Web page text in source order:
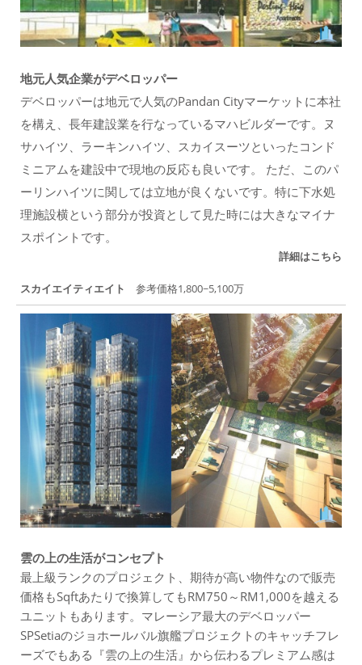
地元人気企業がデベロッパー
デベロッパーは地元で人気のPandan Cityマーケットに本社
を構え、長年建設業を行なっているマハビルダーです。ヌ
サハイツ、ラーキンハイツ、スカイスーツといったコンド
ミニアムを建設中で現地の反応も良いです。 ただ、このパ
ーリンハイツに関しては立地が良くないです。特に下水処
理施設横という部分が投資として見た時には大きなマイナ
スポイントです。
詳細はこちら
スカイエイティエイト 参考価格1,800~5,100万
雲の上の生活がコンセプト
最上級ランクのプロジェクト、期待が高い物件なので販売
価格もSqftあたりで換算してもRM750～RM1,000を越える
ユニットもあります。マレーシア最大のデベロッパー
SPSetiaのジョホールバル旗艦プロジェクトのキャッチフレ
ーズでもある『雲の上の生活』から伝わるプレミアム感は